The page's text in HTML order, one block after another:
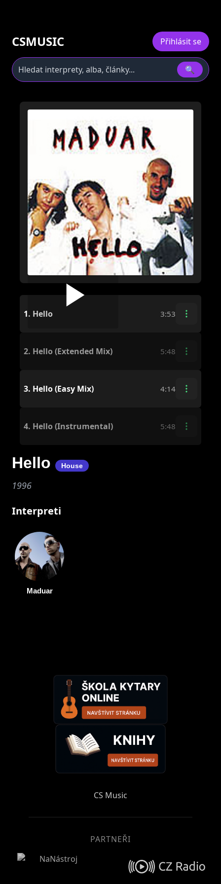
CSMUSIC Přihlásit se
🔍
1. Hello 3:53
2. Hello (Extended Mix) 5:48
3. Hello (Easy Mix) 4:14
4. Hello (Instrumental) 5:48
Hello House
1996
Interpreti
Maduar
CS Music
PARTNEŘI